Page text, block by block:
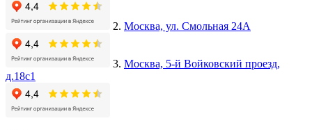
2. Москва, ул. Смольная 24А
3. Москва, 5-й Войковский проезд,
д.18с1